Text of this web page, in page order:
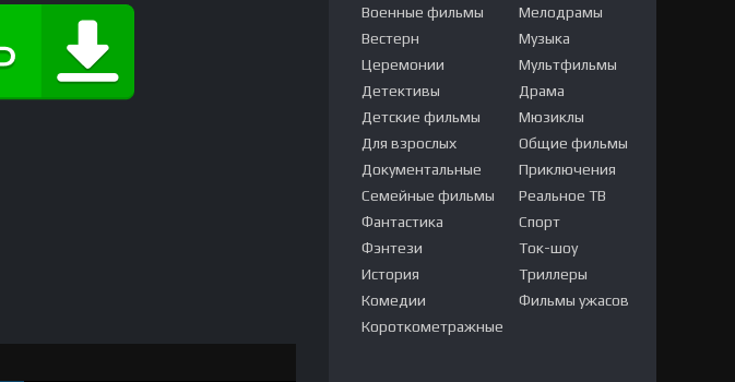
Военные фильмы
Вестерн
Церемонии
Детективы
Детские фильмы
Для взрослых
Документальные
Семейные фильмы
Фантастика
Фэнтези
История
Комедии
Короткометражные
Мелодрамы
Музыка
Мультфильмы
Драма
Мюзиклы
Общие фильмы
Приключения
Реальное ТВ
Спорт
Ток-шоу
Триллеры
Фильмы ужасов